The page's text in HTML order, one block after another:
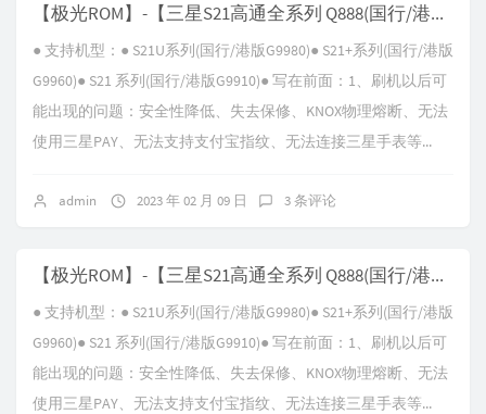
【极光ROM】-【三星S21高通全系列 Q888(国行/港版) G99XX】-【V17.0 Android-T-WA8】
● 支持机型：● S21U系列(国行/港版G9980)● S21+系列(国行/港版
G9960)● S21 系列(国行/港版G9910)● 写在前面：1、刷机以后可
能出现的问题：安全性降低、失去保修、KNOX物理熔断、无法
使用三星PAY、无法支持支付宝指纹、无法连接三星手表等...
admin 2023 年 02 月 09 日 3 条评论
【极光ROM】-【三星S21高通全系列 Q888(国行/港版) G99XX】-【V16.0 Android-T-VK9】
● 支持机型：● S21U系列(国行/港版G9980)● S21+系列(国行/港版
G9960)● S21 系列(国行/港版G9910)● 写在前面：1、刷机以后可
能出现的问题：安全性降低、失去保修、KNOX物理熔断、无法
使用三星PAY、无法支持支付宝指纹、无法连接三星手表等...